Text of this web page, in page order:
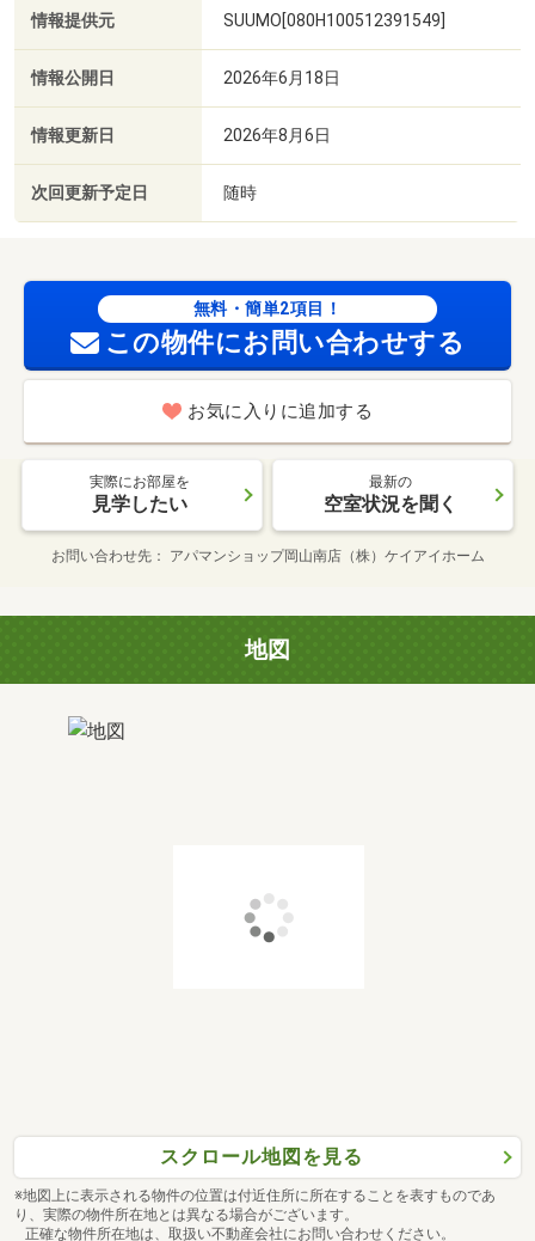
情報提供元 SUUMO[080H100512391549]
情報公開日 2026年6月18日
情報更新日 2026年8月6日
次回更新予定日 随時
無料・簡単2項目！
この物件にお問い合わせする
お気に入りに追加する
実際にお部屋を
見学したい
最新の
空室状況を聞く
お問い合わせ先 アパマンショップ岡山南店（株）ケイアイホーム
地図
スクロール地図を見る
※地図上に表示される物件の位置は付近住所に所在することを表すものであ
り、実際の物件所在地とは異なる場合がございます。
正確な物件所在地は、取扱い不動産会社にお問い合わせください。